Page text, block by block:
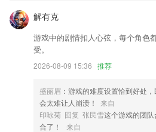
解有克
游戏中的剧情扣人心弦，每个角色
受。
2026-08-09 15:36 推荐
盛丽眉 ：游戏的难度设置恰到好处
会太难让人崩溃！
来自
印咏菊 回复 张民雪这个游戏的团
合了！
来自